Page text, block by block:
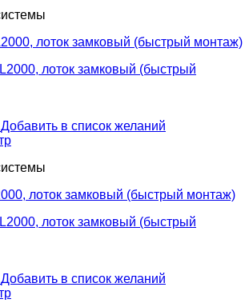
лоток замковый (быстрый монтаж)
Добавить в список желаний
лоток замковый (быстрый монтаж)
Добавить в список желаний